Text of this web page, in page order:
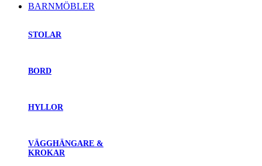
BARNMÖBLER
STOLAR
BORD
HYLLOR
VÄGGHÄNGARE &
KROKAR